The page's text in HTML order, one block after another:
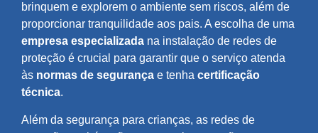
brinquem e explorem o ambiente sem riscos, além de
proporcionar tranquilidade aos pais. A escolha de uma
empresa especializada na instalação de redes de
proteção é crucial para garantir que o serviço atenda
às normas de segurança e tenha certificação
técnica.
Além da segurança para crianças, as redes de